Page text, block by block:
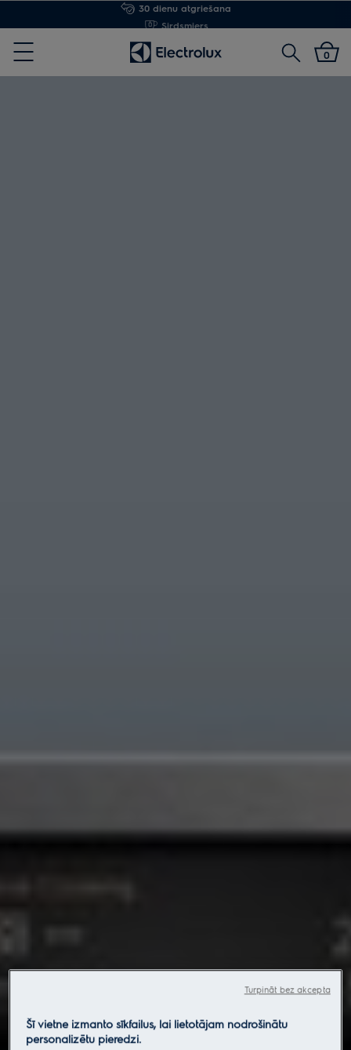
Sirdsmiers
Menu
Meklēt 0
Šī vietne izmanto sīkfailus, lai lietotājam nodrošinātu
personalizētu pieredzi.
Turpināt bez akcepta